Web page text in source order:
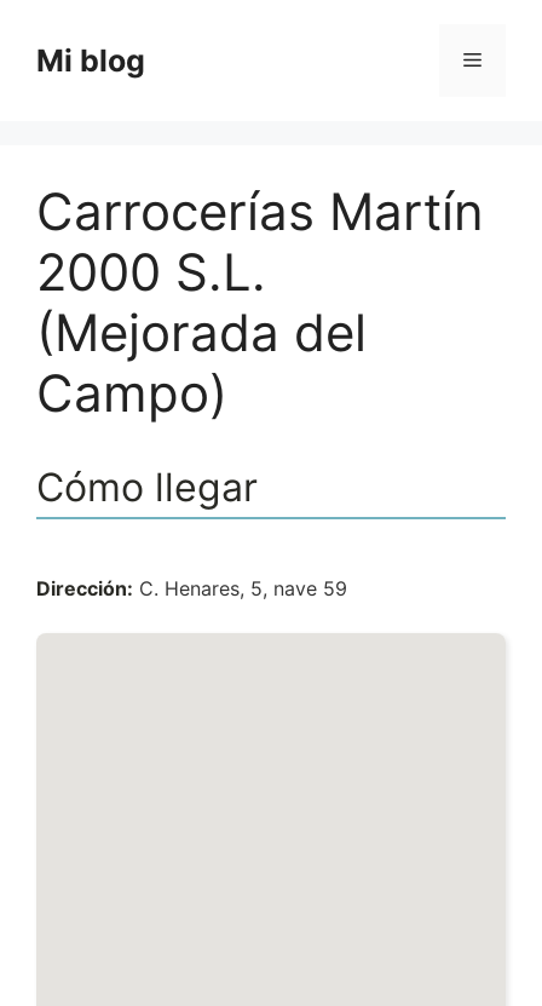
contenido
Mi blog Menú
Carrocerías Martín
2000 S.L.
(Mejorada del
Campo)
Cómo llegar
Dirección: C. Henares, 5, nave 59